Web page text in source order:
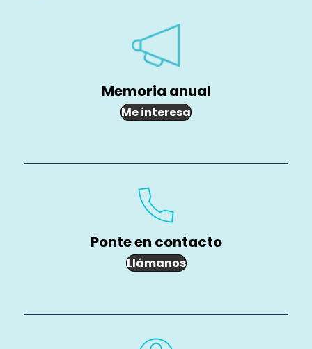
Memoria anual
Me interesa
Ponte en contacto
Llámanos